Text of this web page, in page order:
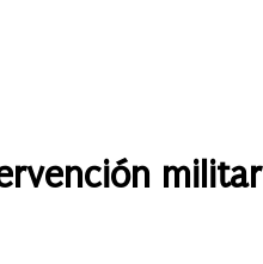
militar